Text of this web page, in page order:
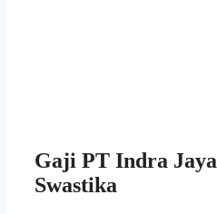
Gaji PT Indra Jaya
Swastika